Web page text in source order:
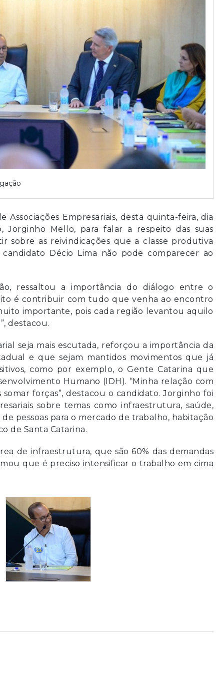
Associações Empresariais, desta quinta-feira, dia
Mello, para falar a respeito das suas
sobre as reivindicações que a classe produtiva
Décio Lima não pode comparecer ao
ressaltou a importância do diálogo entre o
é contribuir com tudo que venha ao encontro
importante, pois cada região levantou aquilo
destacou.
seja mais escutada, reforçou a importância da
e que sejam mantidos movimentos que já
como por exemplo, o Gente Catarina que
Humano (IDH). “Minha relação com
forças”, destacou o candidato. Jorginho foi
sobre temas como infraestrutura, saúde,
pessoas para o mercado de trabalho, habitação
de Santa Catarina.
de infraestrutura, que são 60% das demandas
que é preciso intensificar o trabalho em cima